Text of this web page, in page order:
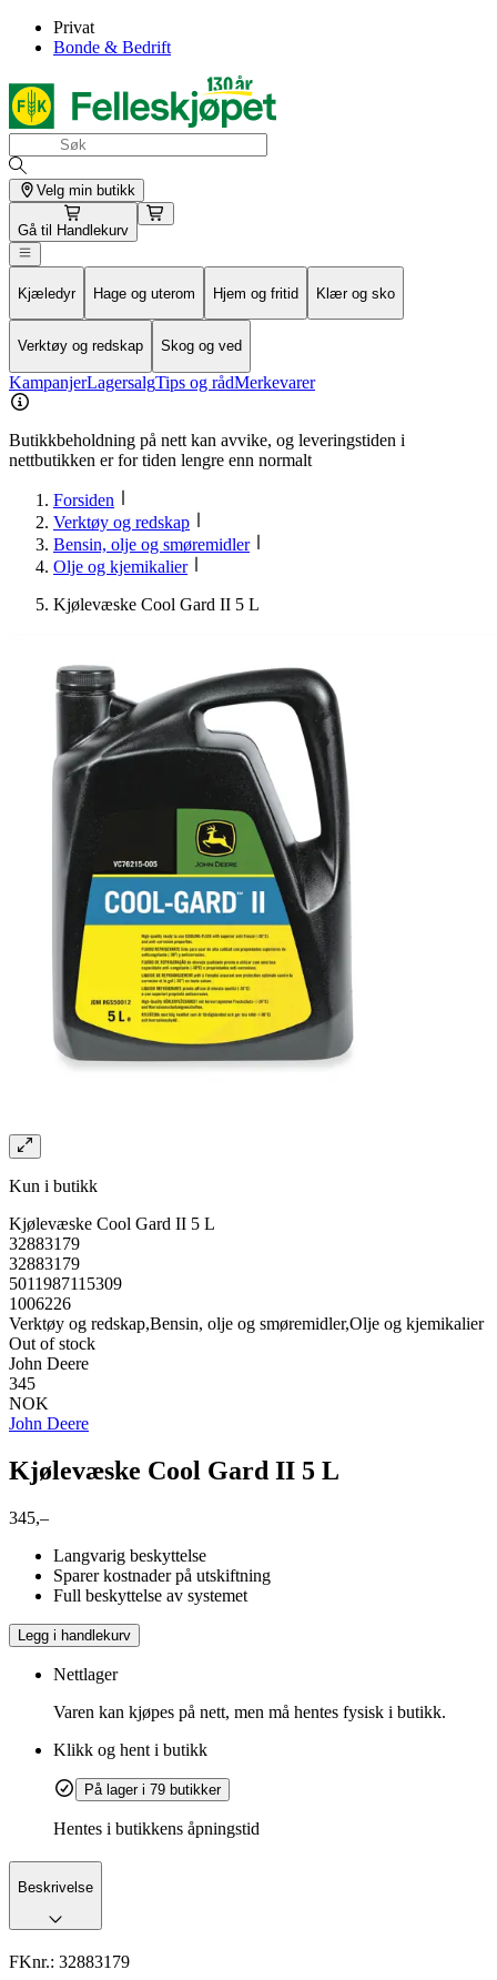
Privat
Bonde & Bedrift
Velg min butikk
Gå til Handlekurv
Kjæledyr Hage og uterom Hjem og fritid Klær og sko
Verktøy og redskap Skog og ved
KampanjerLagersalgTips og rådMerkevarer
Butikkbeholdning på nett kan avvike, og leveringstiden i
nettbutikken er for tiden lengre enn normalt
Forsiden
Verktøy og redskap
Bensin, olje og smøremidler
Olje og kjemikalier
Kjølevæske Cool Gard II 5 L
Kun i butikk
Kjølevæske Cool Gard II 5 L
32883179
32883179
5011987115309
1006226
Verktøy og redskap,Bensin, olje og smøremidler,Olje og kjemikalier
Out of stock
John Deere
345
NOK
John Deere
Kjølevæske Cool Gard II 5 L
345,–
Langvarig beskyttelse
Sparer kostnader på utskiftning
Full beskyttelse av systemet
Legg i handlekurv
Nettlager
Varen kan kjøpes på nett, men må hentes fysisk i butikk.
Klikk og hent i butikk
På lager i 79 butikker
Hentes i butikkens åpningstid
Beskrivelse
FKnr.: 32883179